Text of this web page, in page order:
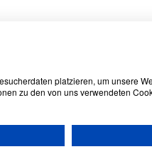
platzieren, um unsere
zu den von uns verwendeten